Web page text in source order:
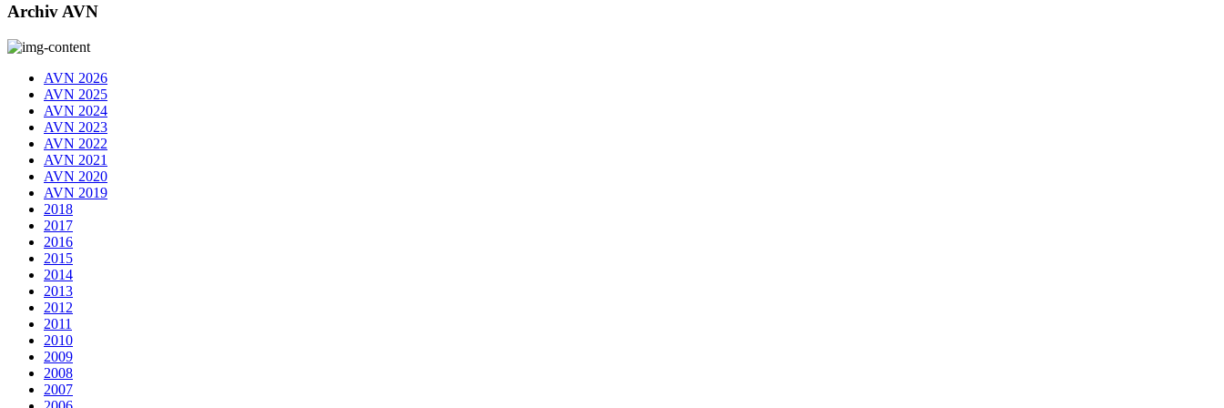
Archiv AVN
AVN 2026
AVN 2025
AVN 2024
AVN 2023
AVN 2022
AVN 2021
AVN 2020
AVN 2019
2018
2017
2016
2015
2014
2013
2012
2011
2010
2009
2008
2007